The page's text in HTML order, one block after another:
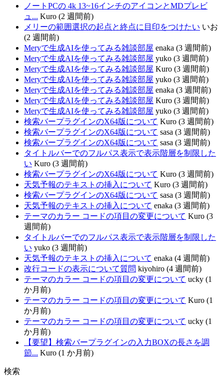
ノートPCの 4k 13~16インチのアイコンとMDプレビ
ュ... Kuro (2 週間前)
メリーの範囲選択の起点と終点に目印をつけたい いお
(2 週間前)
Meryで生成AIを使ってみる雑談部屋 enaka (3 週間前)
Meryで生成AIを使ってみる雑談部屋 yuko (3 週間前)
Meryで生成AIを使ってみる雑談部屋 Kuro (3 週間前)
Meryで生成AIを使ってみる雑談部屋 yuko (3 週間前)
Meryで生成AIを使ってみる雑談部屋 enaka (3 週間前)
Meryで生成AIを使ってみる雑談部屋 Kuro (3 週間前)
Meryで生成AIを使ってみる雑談部屋 yuko (3 週間前)
検索バープラグインのX64版について Kuro (3 週間前)
検索バープラグインのX64版について sasa (3 週間前)
検索バープラグインのX64版について sasa (3 週間前)
タイトルバーでのフルパス表示で表示階層を制限した
い Kuro (3 週間前)
検索バープラグインのX64版について Kuro (3 週間前)
天気予報のテキストの挿入について Kuro (3 週間前)
検索バープラグインのX64版について sasa (3 週間前)
天気予報のテキストの挿入について enaka (3 週間前)
テーマのカラー コードの項目の変更について Kuro (3
週間前)
タイトルバーでのフルパス表示で表示階層を制限した
い yuko (3 週間前)
天気予報のテキストの挿入について enaka (4 週間前)
改行コードの表示について質問 kiyohiro (4 週間前)
テーマのカラー コードの項目の変更について ucky (1
か月前)
テーマのカラー コードの項目の変更について Kuro (1
か月前)
テーマのカラー コードの項目の変更について ucky (1
か月前)
【要望】検索バープラグインの入力BOXの長さを調
節... Kuro (1 か月前)
検索